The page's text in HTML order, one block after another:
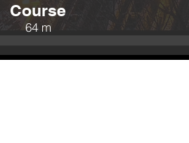
Course
64 m